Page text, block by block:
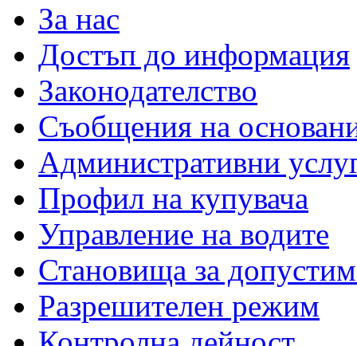
За нас
Достъп до информация
Законодателство
Съобщения на
Административни
Профил на купувача
Управление на водите
Становища за
Разрешителен режим